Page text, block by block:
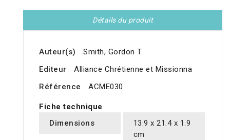
Détails du produit
Auteur(s)
Smith, Gordon T.
Editeur
Alliance Chrétienne et Missionna
Référence
ACME030
Fiche technique
Dimensions
13.9 x 21.4 x 1.9
cm